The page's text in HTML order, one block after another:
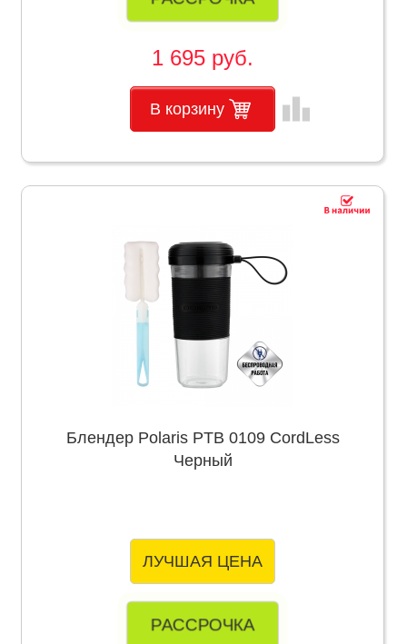
1 695 руб.
В корзину leaderboard
Блендер Polaris PTB 0109 CordLess
Черный
ЛУЧШАЯ ЦЕНА
РАССРОЧКА